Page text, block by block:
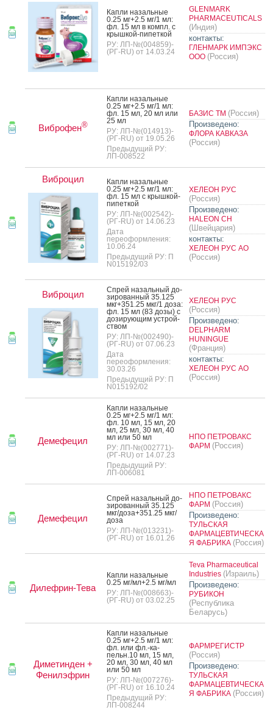
Кап­ли на­заль­ные
0.25 мг+2.5 мг/1 мл:
фл. 15 мл в компл. с
крыш­кой-пи­пет­кой
РУ: ЛП-№(004859)-
(РГ-RU) от 14.03.24
GLENMARK
PHARMACEUTICALS
(Индия)
контакты:
ГЛЕНМАРК ИМПЭКС
ООО (Россия)
Виброфен®
Кап­ли на­заль­ные
0.25 мг+2.5 мг/1 мл:
фл. 15 мл, 20 мл или
25 мл
РУ: ЛП-№(014913)-
(РГ-RU) от 19.05.26
Предыдущий РУ:
ЛП-008522
БАЗИС ТМ (Россия)
Произведено:
ФЛОРА КАВКАЗА
(Россия)
Виброцил
Кап­ли на­заль­ные
0.25 мг+2.5 мг/1 мл:
фл. 15 мл с крыш­кой-
пи­пет­кой
РУ: ЛП-№(002542)-
(РГ-RU) от 14.06.23
Дата
переоформления:
10.06.24
Предыдущий РУ: П
N015192/03
ХЕЛЕОН РУС
(Россия)
Произведено:
HALEON CH
(Швейцария)
контакты:
ХЕЛЕОН РУС АО
(Россия)
Виброцил
Спрей на­заль­ный до­
зиро­ван­ный 35.125
мкг+351.25 мкг/1 до­за:
фл. 15 мл (83 до­зы) с
до­зиру­ющим ус­трой­
ством
РУ: ЛП-№(002490)-
(РГ-RU) от 07.06.23
Дата
переоформления:
30.03.26
Предыдущий РУ: П
N015192/02
ХЕЛЕОН РУС
(Россия)
Произведено:
DELPHARM
HUNINGUE
(Франция)
контакты:
ХЕЛЕОН РУС АО
(Россия)
Демефецил
Кап­ли на­заль­ные
0.25 мг+2.5 мг/1 мл:
фл. 10 мл, 15 мл, 20
мл, 25 мл, 30 мл, 40
мл или 50 мл
РУ: ЛП-№(002771)-
(РГ-RU) от 14.07.23
Предыдущий РУ:
ЛП-006081
НПО ПЕТРОВАКС
ФАРМ (Россия)
Демефецил
Спрей на­заль­ный до­
зиро­ван­ный 35.125
мкг/до­за+351.25 мкг/
до­за
РУ: ЛП-№(013231)-
(РГ-RU) от 16.01.26
НПО ПЕТРОВАКС
ФАРМ (Россия)
Произведено:
ТУЛЬСКАЯ
ФАРМАЦЕВТИЧЕСКА
Я ФАБРИКА (Россия)
Дилефрин-Тева
Кап­ли на­заль­ные
0.25 мг/мл+2.5 мг/мл
РУ: ЛП-№(008663)-
(РГ-RU) от 03.02.25
Teva Pharmaceutical
Industries (Израиль)
Произведено:
РУБИКОН
(Республика
Беларусь)
Диметинден +
Фенилэфрин
Кап­ли на­заль­ные
0.25 мг+2.5 мг/1 мл:
фл. или фл.-ка­
пельн.10 мл, 15 мл,
20 мл, 30 мл, 40 мл
или 50 мл
РУ: ЛП-№(007276)-
(РГ-RU) от 16.10.24
Предыдущий РУ:
ЛП-008244
ФАРМРЕГИСТР
(Россия)
Произведено:
ТУЛЬСКАЯ
ФАРМАЦЕВТИЧЕСКА
Я ФАБРИКА (Россия)